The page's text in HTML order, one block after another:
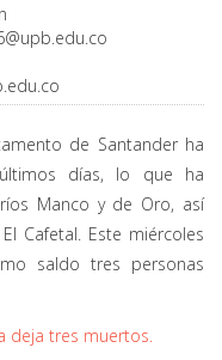
de Santander ha
días, lo que ha
Manco y de Oro, así
Cafetal. Este miércoles
saldo tres personas
deja tres muertos.